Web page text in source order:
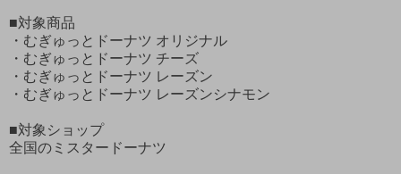
■対象商品
・むぎゅっとドーナツ オリジナル
・むぎゅっとドーナツ チーズ
・むぎゅっとドーナツ レーズン
・むぎゅっとドーナツ レーズンシナモン
■対象ショップ
全国のミスタードーナツ